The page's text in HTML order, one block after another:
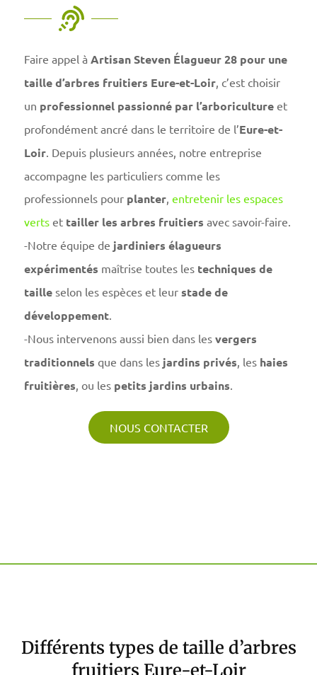
Faire appel à Artisan Steven Élagueur 28 pour une
taille d’arbres fruitiers Eure-et-Loir, c’est choisir
un professionnel passionné par l’arboriculture et
profondément ancré dans le territoire de l’Eure-et-
Loir. Depuis plusieurs années, notre entreprise
accompagne les particuliers comme les
professionnels pour planter, entretenir les espaces
verts et tailler les arbres fruitiers avec savoir-faire.
-Notre équipe de jardiniers élagueurs
expérimentés maîtrise toutes les techniques de
taille selon les espèces et leur stade de
développement.
-Nous intervenons aussi bien dans les vergers
traditionnels que dans les jardins privés, les haies
fruitières, ou les petits jardins urbains.
NOUS CONTACTER
Différents types de taille d’arbres
fruitiers Eure-et-Loir